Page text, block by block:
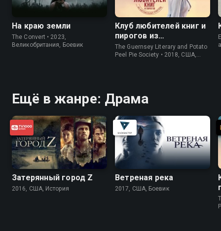
На краю земли
The Convert • 2023,
Великобритания, Боевик
Клуб любителей книг и
пирогов из
картофельных
очистков
The Guernsey Literary and Potato
Peel Pie Society • 2018, США,
Ещё в жанре: Драма
Затерянный город Z
2016, США, История
Ветреная река
2017, США, Боевик